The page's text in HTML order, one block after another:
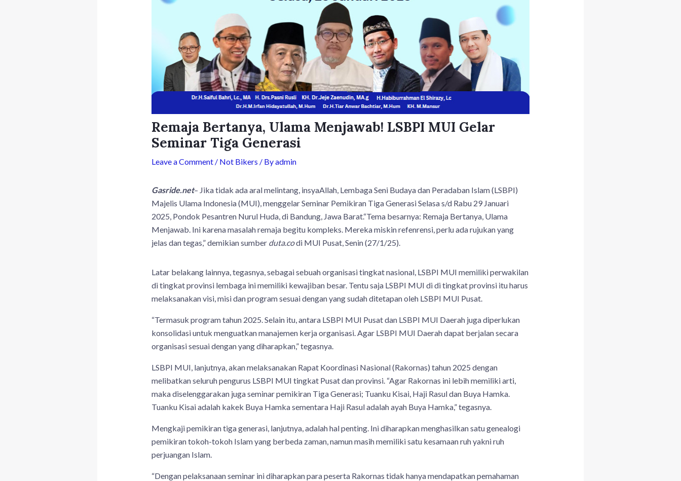
Remaja Bertanya, Ulama Menjawab! LSBPI MUI Gelar
Seminar Tiga Generasi
Leave a Comment / Not Bikers / Byadmin
Gasride.net– Jika tidak ada aral melintang, insyaAllah, Lembaga Seni Budaya dan Peradaban Islam (LSBPI)
Majelis Ulama Indonesia (MUI), menggelar Seminar Pemikiran Tiga Generasi Selasa s/d Rabu 29 Januari
2025, Pondok Pesantren Nurul Huda, di Bandung, Jawa Barat.“Tema besarnya: Remaja Bertanya, Ulama
Menjawab. Ini karena masalah remaja begitu kompleks. Mereka miskin refenrensi, perlu ada rujukan yang
jelas dan tegas,” demikian sumber duta.codi MUI Pusat, Senin (27/1/25).
Latar belakang lainnya, tegasnya, sebagai sebuah organisasi tingkat nasional, LSBPI MUI memiliki perwakilan
di tingkat provinsi lembaga ini memiliki kewajiban besar. Tentu saja LSBPI MUI di di tingkat provinsi itu harus
melaksanakan visi, misi dan program sesuai dengan yang sudah ditetapan oleh LSBPI MUI Pusat.
“Termasuk program tahun 2025. Selain itu, antara LSBPI MUI Pusat dan LSBPI MUI Daerah juga diperlukan
konsolidasi untuk menguatkan manajemen kerja organisasi. Agar LSBPI MUI Daerah dapat berjalan secara
organisasi sesuai dengan yang diharapkan,” tegasnya.
LSBPI MUI, lanjutnya, akan melaksanakan Rapat Koordinasi Nasional (Rakornas) tahun 2025 dengan
melibatkan seluruh pengurus LSBPI MUI tingkat Pusat dan provinsi. “Agar Rakornas ini lebih memiliki arti,
maka diselenggarakan juga seminar pemikiran Tiga Generasi; Tuanku Kisai, Haji Rasul dan Buya Hamka.
Tuanku Kisai adalah kakek Buya Hamka sementara Haji Rasul adalah ayah Buya Hamka,” tegasnya.
Mengkaji pemikiran tiga generasi, lanjutnya, adalah hal penting. Ini diharapkan menghasilkan satu genealogi
pemikiran tokoh-tokoh Islam yang berbeda zaman, namun masih memiliki satu kesamaan ruh yakni ruh
perjuangan Islam.
“Dengan pelaksanaan seminar ini diharapkan para peserta Rakornas tidak hanya mendapatkan pemahaman